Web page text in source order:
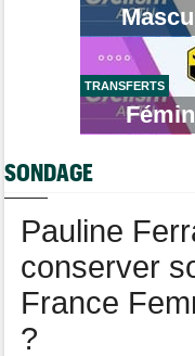
Web-série : "Course
United Series"
Route
Robert Gesink : "Le
propre..."
Joao Almeida a dû
TRANSFERTS
SONDAGE
Pauline
conserver
France
?